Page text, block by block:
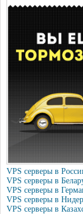
VPS серверы в
VPS серверы в
VPS серверы в
VPS серверы в
VPS серверы в